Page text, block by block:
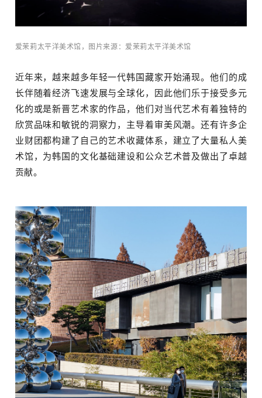
爱茉莉太平洋美术馆，图片来源：爱茉莉太平洋美术馆
近年来，越来越多年轻一代韩国藏家开始涌现。他们的成
长伴随着经济飞速发展与全球化，因此他们乐于接受多元
化的或是新晋艺术家的作品，他们对当代艺术有着独特的
欣赏品味和敏锐的洞察力，主导着审美风潮。还有许多企
业财团都构建了自己的艺术收藏体系，建立了大量私人美
术馆，为韩国的文化基础建设和公众艺术普及做出了卓越
贡献。